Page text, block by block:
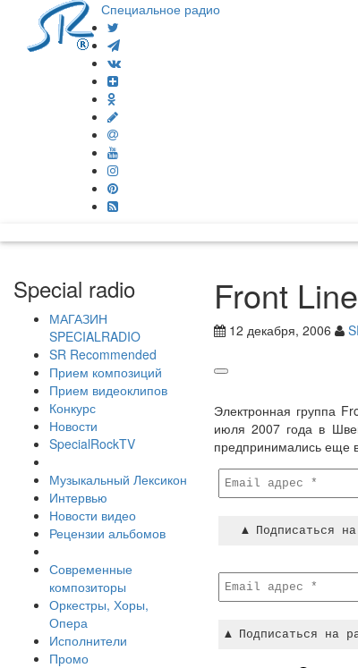
Специальное радио
Special radio
МАГАЗИН
SPECIALRADIO
SR Recommended
Прием композиций
Прием видеоклипов
Конкурс
Новости
SpecialRockTV
Музыкальный Лексикон
Интервью
Новости видео
Рецензии альбомов
Современные
композиторы
Оркестры, Хоры,
Опера
Исполнители
Промо
Front
12 декабря, 2006
Электронная группа
июля 2007 года в
предпринимались еще